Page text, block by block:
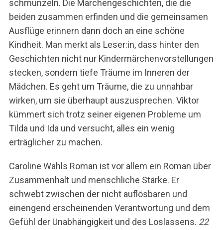
schmunzeln. Die Märchengeschichten, die die
beiden zusammen erfinden und die gemeinsamen
Ausflüge erinnern dann doch an eine schöne
Kindheit. Man merkt als Leser:in, dass hinter den
Geschichten nicht nur Kindermärchenvorstellungen
stecken, sondern tiefe Träume im Inneren der
Mädchen. Es geht um Träume, die zu unnahbar
wirken, um sie überhaupt auszusprechen. Viktor
kümmert sich trotz seiner eigenen Probleme um
Tilda und Ida und versucht, alles ein wenig
erträglicher zu machen.
Caroline Wahls Roman ist vor allem ein Roman über
Zusammenhalt und menschliche Stärke. Er
schwebt zwischen der nicht auflösbaren und
einengend erscheinenden Verantwortung und dem
Gefühl der Unabhängigkeit und des Loslassens. 22